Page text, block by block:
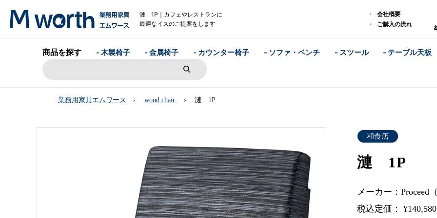
漣 1P｜カフェやレストランに
最適なイスのご提案をします
会社概要
ご購入の流れ
商品を探す - 木製椅子 - 金属椅子 - カウンター椅子 - ソファ・ベンチ - スツール - テーブル天板
業務用家具エムワース wood chair 漣 1P
和食店
漣 1P
メーカー：Proceed
税込定価：